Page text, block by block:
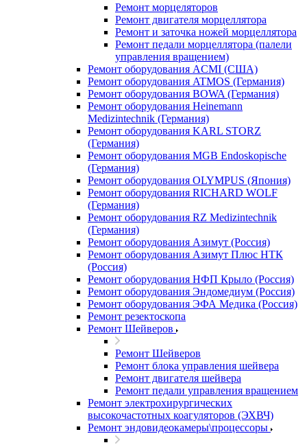
Ремонт морцеляторов
Ремонт двигателя морцеллятора
Ремонт и заточка ножей морцеллятора
Ремонт педали морцеллятора (палели
управления вращением)
Ремонт оборудования ACMI (США)
Ремонт оборудования ATMOS (Германия)
Ремонт оборудования BOWA (Германия)
Ремонт оборудования Heinemann
Medizintechnik (Германия)
Ремонт оборудования KARL STORZ
(Германия)
Ремонт оборудования MGB Endoskopische
(Германия)
Ремонт оборудования OLYMPUS (Япония)
Ремонт оборудования RICHARD WOLF
(Германия)
Ремонт оборудования RZ Medizintechnik
(Германия)
Ремонт оборудования Азимут (Россия)
Ремонт оборудования Азимут Плюс НТК
(Россия)
Ремонт оборудования НФП Крыло (Россия)
Ремонт оборудования Эндомедиум (Россия)
Ремонт оборудования ЭФА Медика (Россия)
Ремонт резектоскопа
Ремонт Шейверов
Ремонт Шейверов
Ремонт блока управления шейвера
Ремонт двигателя шейвера
Ремонт педали управления вращением
Ремонт электрохирургических
высокочастотных коагуляторов (ЭХВЧ)
Ремонт эндовидеокамеры\процессоры